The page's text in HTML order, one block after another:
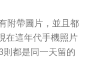
附帶圖片，並且都
在這年代手機照片
則都是同一天留的